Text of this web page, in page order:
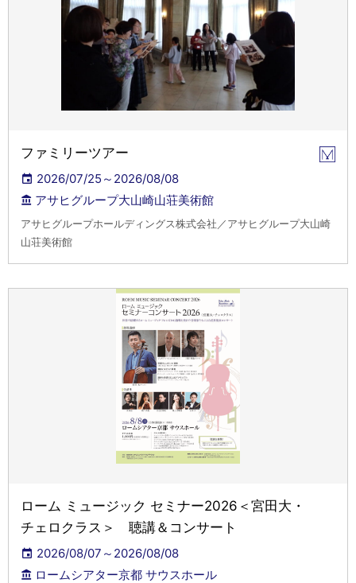
ファミリーツアー
2026/07/25～2026/08/08
アサヒグループ大山崎山荘美術館
アサヒグループホールディングス株式会社／アサヒグループ大山崎
山荘美術館
ローム ミュージック セミナー2026＜宮田大・
チェロクラス＞ 聴講＆コンサート
2026/08/07～2026/08/08
ロームシアター京都 サウスホール